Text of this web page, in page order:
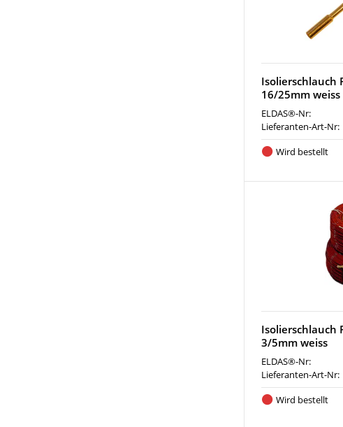
Isolierschlauch
16/25mm weiss
ELDAS®-Nr:
Lieferanten-Art-Nr:
Wird bestellt
Isolierschlauch
3/5mm weiss
ELDAS®-Nr:
Lieferanten-Art-Nr:
Wird bestellt